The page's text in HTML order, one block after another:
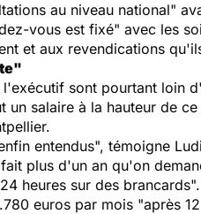
au niveau national"
vous est fixé" avec les
et aux revendications
sont pourtant loin
salaire à la hauteur de
entendus", témoigne
plus d'un an qu'on
heures sur des brancards
euros par mois "après